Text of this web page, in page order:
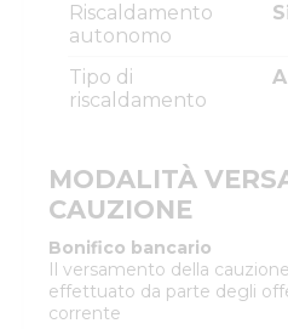
Riscaldamento
autonomo
Tipo di
riscaldamento
MODALITÀ
CAUZIONE
Bonifico bancario
Il versamento della
effettuato da parte degli
corrente